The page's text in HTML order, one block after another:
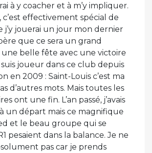
à y coacher et à m’y impliquer.
effectivement spécial de
j’y jouerai un jour mon dernier
que ce sera un grand
belle fête avec une victoire
joueur dans ce club depuis
en 2009 : Saint-Louis c’est ma
d’autres mots. Mais toutes les
ont une fin. L’an passé, j’avais
un départ mais ce magnifique
et le beau groupe qui se
pesaient dans la balance. Je ne
pas car je prends